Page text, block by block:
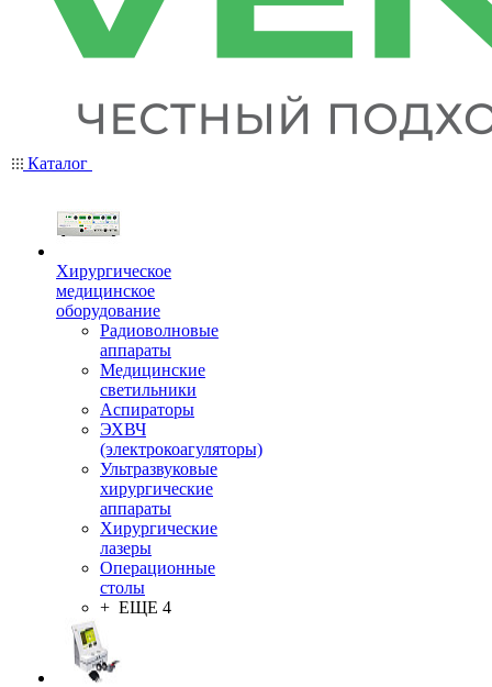
Каталог
Хирургическое
медицинское
оборудование
Радиоволновые
аппараты
Медицинские
светильники
Аспираторы
ЭХВЧ
(электрокоагуляторы)
Ультразвуковые
хирургические
аппараты
Хирургические
лазеры
Операционные
столы
+ ЕЩЕ 4